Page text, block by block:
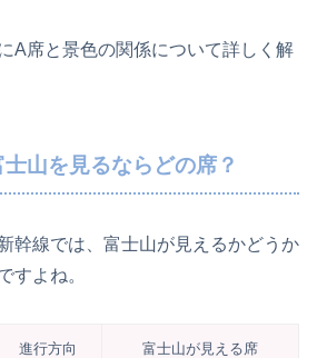
A席と景色の関係について詳しく解
山を見るならどの席？
幹線では、富士山が見えるかどうか
すよね。
進行方向 富士山が見える席